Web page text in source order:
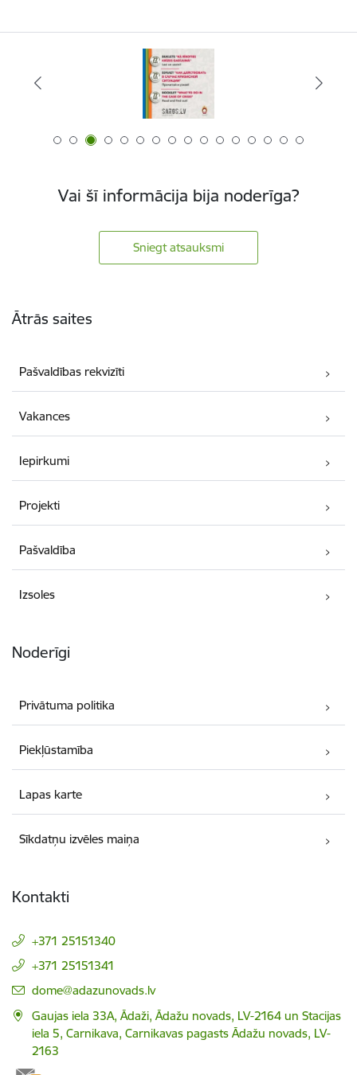
Vai šī informācija bija noderīga?
Sniegt atsauksmi
Ātrās saites
Pašvaldības rekvizīti
Vakances
Iepirkumi
Projekti
Pašvaldība
Izsoles
Noderīgi
Privātuma politika
Piekļūstamība
Lapas karte
Sīkdatņu izvēles maiņa
Kontakti
+371 25151340
+371 25151341
E-pasts:
dome@adazunovads.lv
Gaujas iela 33A, Ādaži, Ādažu novads, LV-2164 un Stacijas
iela 5, Carnikava, Carnikavas pagasts Ādažu novads, LV-
2163